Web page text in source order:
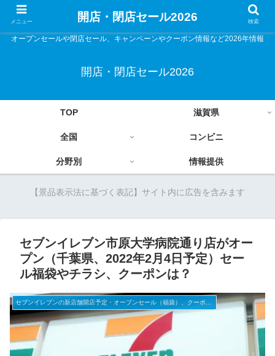
オープンセールや閉店セール、キャンペーンやクーポン情報など2026年情報
開店・閉店セール2026
TOP 滋賀県
全国 コンビニ
分野別 情報提供
【景品表示法に基づく表記】サイト内に広告を含みます
セブンイレブン市原大学病院通り店がオー
プン（千葉県、2022年2月4日予定）セー
ル福袋やチラシ、クーポンは？
メニュー 開店・閉店セール2026 検索